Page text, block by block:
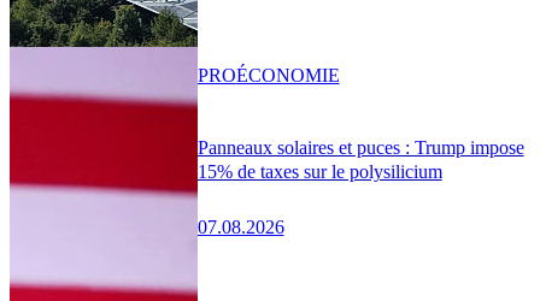
Panneaux solaires et puces : Trump impose
15% de taxes sur le polysilicium
07.08.2026
PROÉCONOMIE